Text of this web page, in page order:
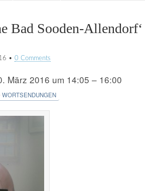
Bad Sooden-
• 0 Comments
März 2016 um 14:05 – 16:00
WORTSENDUNGEN